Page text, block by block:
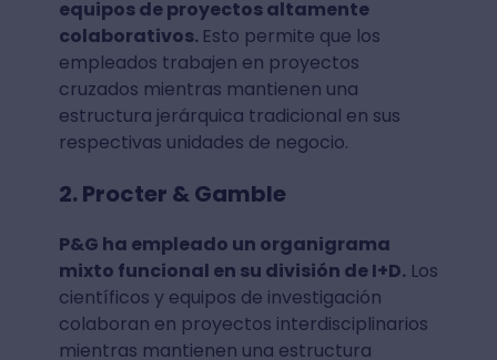
equipos de proyectos altamente
colaborativos. Esto permite que los
empleados trabajen en proyectos
cruzados mientras mantienen una
estructura jerárquica tradicional en sus
respectivas unidades de negocio.
2. Procter & Gamble
P&G ha empleado un organigrama
mixto funcional en su división de I+D.Los
científicos y equipos de investigación
colaboran en proyectos interdisciplinarios
mientras mantienen una estructura